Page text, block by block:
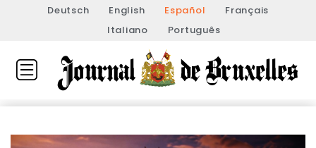
Deutsch English Español
Français
Italiano
Português